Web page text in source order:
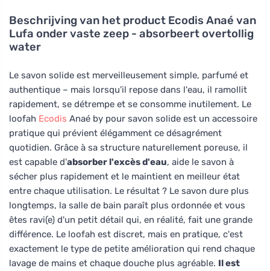
Beschrijving van het product Ecodis Anaé van
Lufa onder vaste zeep - absorbeert overtollig
water
Le savon solide est merveilleusement simple, parfumé et
authentique – mais lorsqu'il repose dans l'eau, il ramollit
rapidement, se détrempe et se consomme inutilement. Le
loofah Ecodis Anaé by pour savon solide est un accessoire
pratique qui prévient élégamment ce désagrément
quotidien. Grâce à sa structure naturellement poreuse, il
est capable d'absorber l'excès d'eau, aide le savon à
sécher plus rapidement et le maintient en meilleur état
entre chaque utilisation. Le résultat ? Le savon dure plus
longtemps, la salle de bain paraît plus ordonnée et vous
êtes ravi(e) d'un petit détail qui, en réalité, fait une grande
différence. Le loofah est discret, mais en pratique, c'est
exactement le type de petite amélioration qui rend chaque
lavage de mains et chaque douche plus agréable. Il est